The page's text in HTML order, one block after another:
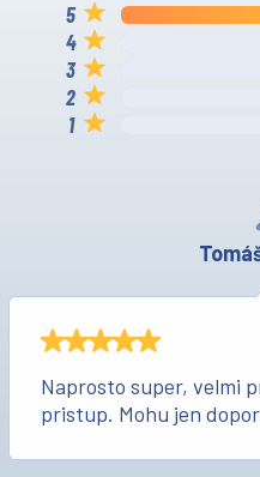
Naprosto super, velmi
pristup. Mohu jen